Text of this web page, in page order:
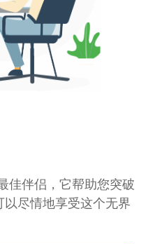
佳伴侣，它帮助您突破
尽情地享受这个无界